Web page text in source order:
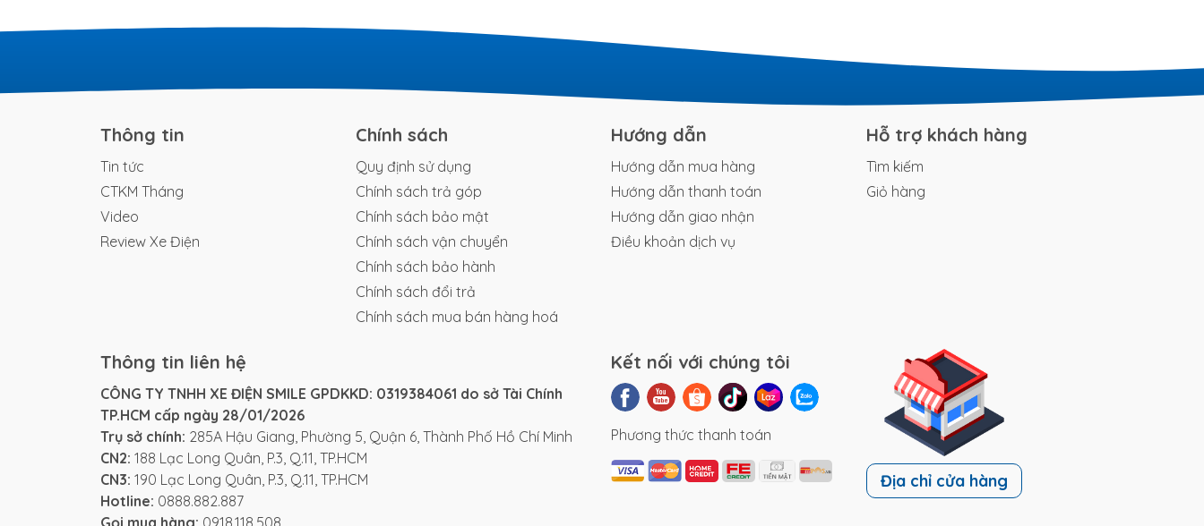
Mẫu xe điện HTCnày hướng đến nhu cầu sử dụng thực tế như đi học, đi làm, đi chợ, ghé cửa hàng hoặc di
chuyển trong khu vực nội thành. Với giá ưu đãi
Thông tin
Tin tức
CTKM Tháng
Video
Review Xe Điện
Chính sách
Quy định sử dụng
Chính sách trả góp
Chính sách bảo mật
Chính sách vận chuyển
Chính sách bảo hành
Chính sách đổi trả
Chính sách mua bán hàng hoá
Hướng dẫn
Hướng dẫn mua hàng
Hướng dẫn thanh toán
Hướng dẫn giao nhận
Điều khoản dịch vụ
Hỗ trợ khách hàng
Tìm kiếm
Giỏ hàng
Thông tin liên hệ
CÔNG TY TNHH XE ĐIỆN SMILE GPDKKD: 0319384061 do sở Tài Chính
TP.HCM cấp ngày 28/01/2026
Trụ sở chính: 285A Hậu Giang, Phường 5, Quận 6, Thành Phố Hồ Chí Minh
CN2: 188 Lạc Long Quân, P.3, Q.11, TP.HCM
CN3: 190 Lạc Long Quân, P.3, Q.11, TP.HCM
Hotline: 0888.882.887
Kết nối với chúng tôi
Phương thức thanh toán
Địa chỉ cửa hàng